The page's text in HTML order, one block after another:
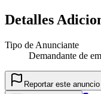
Detalles
Tipo de Anunciante
Demandante de
Reportar este anuncio